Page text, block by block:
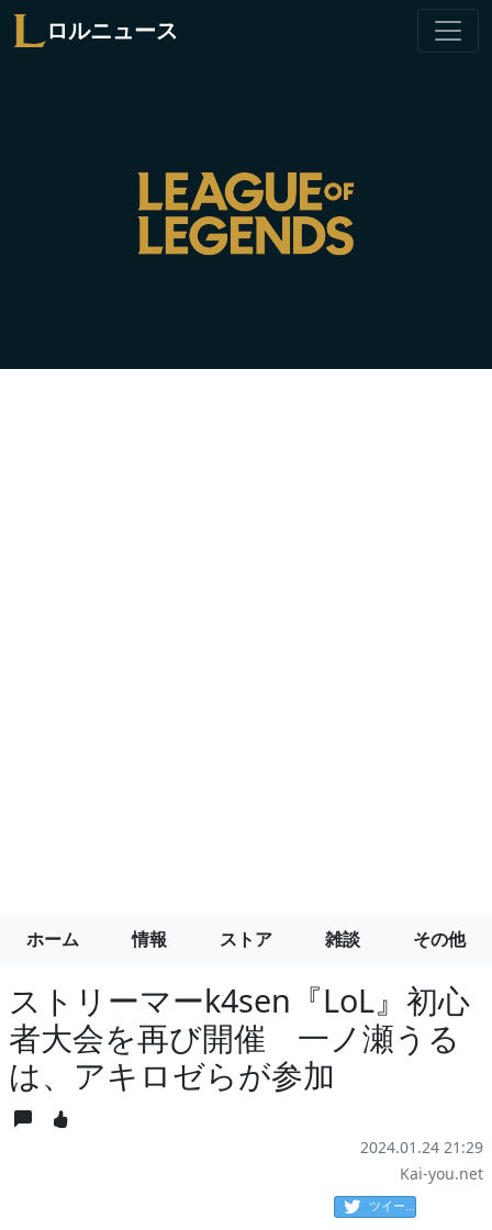
ロルニュース
ホーム 情報 ストア 雑談 その他
ストリーマーk4sen『LoL』初心
者大会を再び開催 一ノ瀬うる
は、アキロゼらが参加
2024.01.24 21:29
Kai-you.net
ツイート